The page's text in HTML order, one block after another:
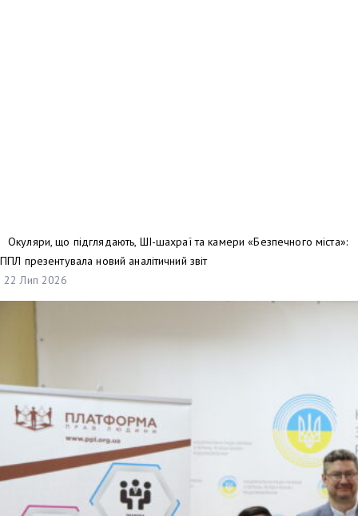
Окуляри, що підглядають, ШІ-шахраї та камери «Безпечного міста»:
ППЛ презентувала новий аналітичний звіт
22 Лип 2026